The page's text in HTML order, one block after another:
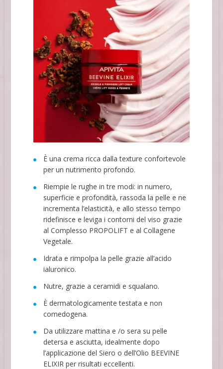
È una crema ricca dalla texture confortevole
per un nutrimento profondo.
Riempie le rughe in tre modi: in numero,
superficie e profondità, rassoda la pelle e ne
incrementa l’elasticità, e allo stesso tempo
ridefinisce e leviga i contorni del viso grazie
al Complesso PROPOLIFT e al Collagene
Vegetale.
Idrata e rimpolpa la pelle grazie all’acido
ialuronico.
Nutre, grazie a ceramidi e squalano.
È dermatologicamente testata e non
comedogena.
Da utilizzare mattina e /o sera su pelle
detersa e asciutta, idealmente dopo
l’applicazione del Siero o dell’Olio BEEVINE
ELIXIR per risultati eccellenti.